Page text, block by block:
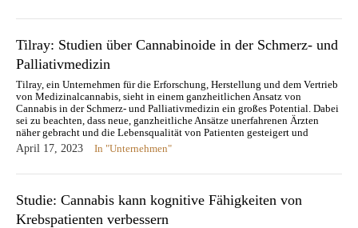
Tilray: Studien über Cannabinoide in der Schmerz- und
Palliativmedizin
Tilray, ein Unternehmen für die Erforschung, Herstellung und dem Vertrieb
von Medizinalcannabis, sieht in einem ganzheitlichen Ansatz von
Cannabis in der Schmerz- und Palliativmedizin ein großes Potential. Dabei
sei zu beachten, dass neue, ganzheitliche Ansätze unerfahrenen Ärzten
näher gebracht und die Lebensqualität von Patienten gesteigert und
erhalten werden. Nach Tilray…
April 17, 2023 In "Unternehmen"
Studie: Cannabis kann kognitive Fähigkeiten von
Krebspatienten verbessern